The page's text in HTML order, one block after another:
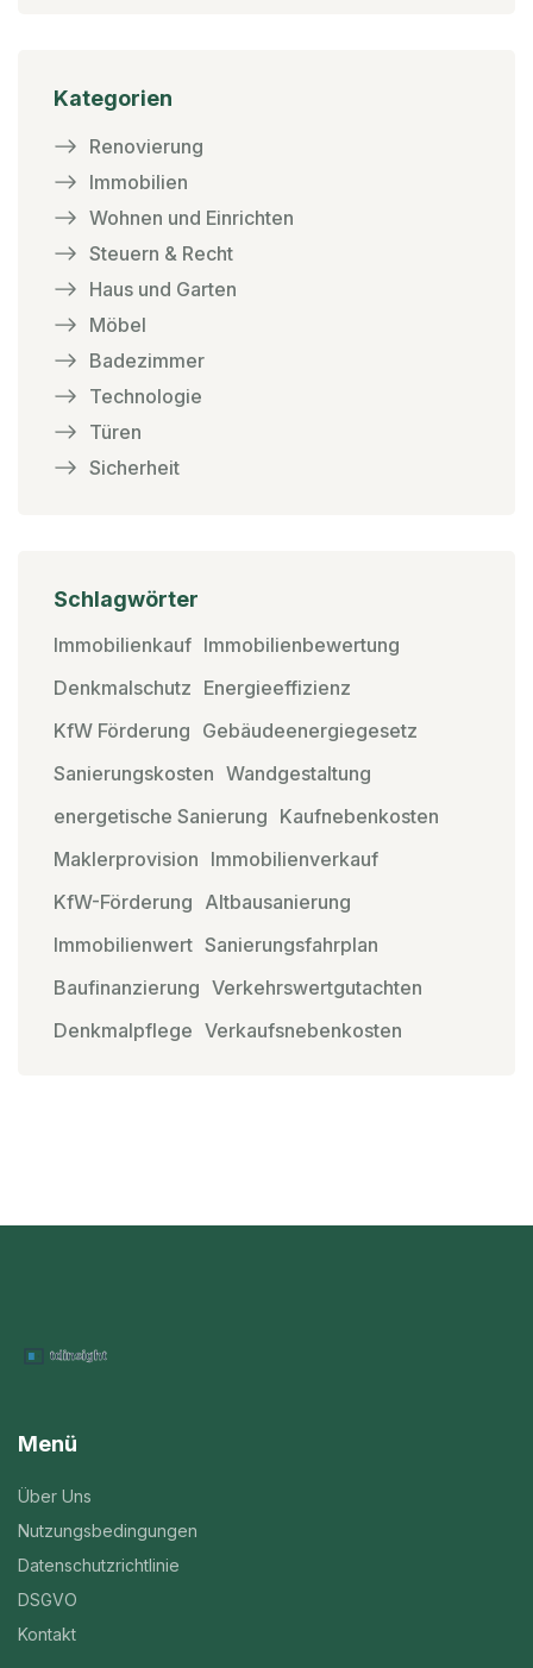
Kategorien
Renovierung
Immobilien
Wohnen und Einrichten
Steuern & Recht
Haus und Garten
Möbel
Badezimmer
Technologie
Türen
Sicherheit
Schlagwörter
Immobilienkauf Immobilienbewertung
Denkmalschutz Energieeffizienz
KfW Förderung Gebäudeenergiegesetz
Sanierungskosten Wandgestaltung
energetische Sanierung Kaufnebenkosten
Maklerprovision Immobilienverkauf
KfW-Förderung Altbausanierung
Immobilienwert Sanierungsfahrplan
Baufinanzierung Verkehrswertgutachten
Denkmalpflege Verkaufsnebenkosten
Menü
Über Uns
Nutzungsbedingungen
Datenschutzrichtlinie
DSGVO
Kontakt